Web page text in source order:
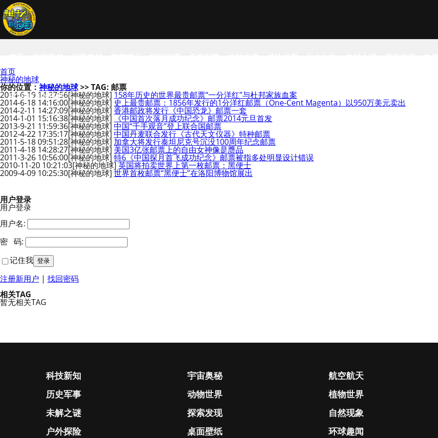
首页 科技新知 宇宙奥秘 航空航天 国家地理 历史军事 动物世界 植物世界 远古生物 未解之谜 探索发现 自
SCIENCE NEWS
首页
神秘的地球
你的位置：神秘的地球>> TAG: 邮票
2014-6-19 14:27:56[神秘的地球] 158年历史的世界最贵邮票“一分洋红”与杜邦家族血案
2014-6-18 14:16:00[神秘的地球] 史上最贵邮票：1856年发行的1分洋红邮票（One-Cent Magenta）以950万美元卖出
2014-2-11 14:27:09[神秘的地球] 香港邮政将发行《中国恐龙》邮票一套
2014-1-01 15:16:38[神秘的地球] 《中国首次落月成功纪念》邮票2014元旦首发
2013-9-21 11:59:36[神秘的地球] 中国“千手观音”登上联合国邮票
2012-4-22 17:35:17[神秘的地球] 中国丹麦联合发行《古代天文仪器》特种邮票
2011-5-18 09:51:28[神秘的地球] 加拿大将发行泰坦尼克号沉没100周年纪念邮票
2011-4-18 14:28:27[神秘的地球] 美国3亿张邮票上的自由女神像是赝品
2011-3-26 10:56:00[神秘的地球] 特6《中国探月首飞成功纪念》邮票被指多处明显设计错误
2010-11-20 10:21:03[神秘的地球] 英国将拍卖世界上第一枚邮票：黑便士
2009-4-09 10:25:30[神秘的地球] 世界首枚邮票“黑便士”在洛阳博物馆展出
用户登录
用户登录
用户名:
密 码:
记住我
注册新用户 | 找回密码
相关TAG
暂无相关TAG
科技新知 宇宙奥秘 航空航天
历史军事
动物世界 植物世界
未解之谜
探索发现 自然现象
户外探险
桌面壁纸 环球趣闻